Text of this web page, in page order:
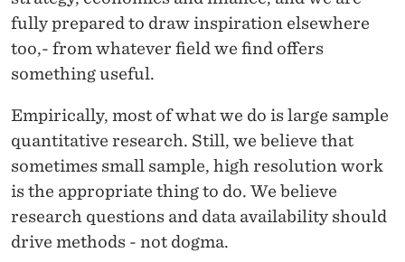
F
O
R
M
A
N
C
E
fully prepared to draw inspiration elsewhere
too,- from whatever field we find offers
something useful.
Empirically, most of what we do is large sample
quantitative research. Still, we believe that
sometimes small sample, high resolution work
is the appropriate thing to do. We believe
research questions and data availability should
drive methods - not dogma.